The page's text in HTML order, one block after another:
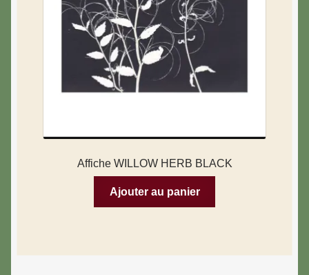
Affiche WILLOW HERB BLACK
Ajouter au panier